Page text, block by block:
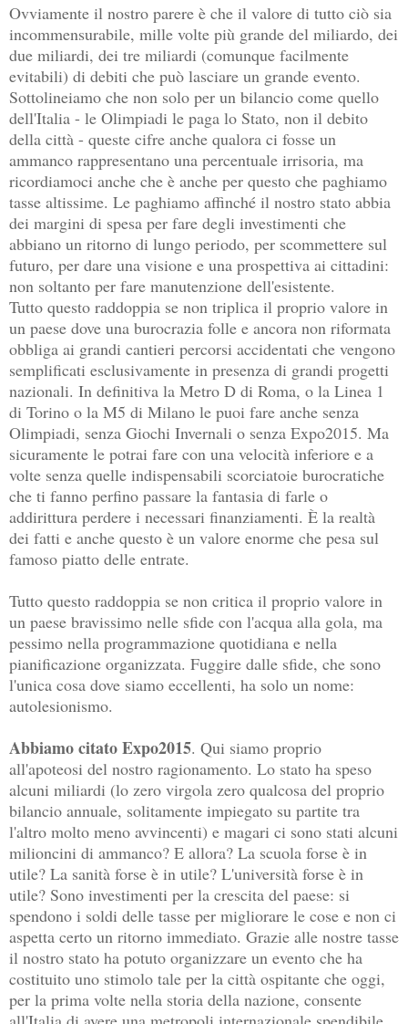
Ovviamente il nostro parere è che il valore di tutto ciò sia
incommensurabile, mille volte più grande del miliardo, dei
due miliardi, dei tre miliardi (comunque facilmente
evitabili) di debiti che può lasciare un grande evento.
Sottolineiamo che non solo per un bilancio come quello
dell'Italia - le Olimpiadi le paga lo Stato, non il debito
della città - queste cifre anche qualora ci fosse un
ammanco rappresentano una percentuale irrisoria, ma
ricordiamoci anche che è anche per questo che paghiamo
tasse altissime. Le paghiamo affinché il nostro stato abbia
dei margini di spesa per fare degli investimenti che
abbiano un ritorno di lungo periodo, per scommettere sul
futuro, per dare una visione e una prospettiva ai cittadini:
non soltanto per fare manutenzione dell'esistente.
Tutto questo raddoppia se non triplica il proprio valore in
un paese dove una burocrazia folle e ancora non riformata
obbliga ai grandi cantieri percorsi accidentati che vengono
semplificati esclusivamente in presenza di grandi progetti
nazionali. In definitiva la Metro D di Roma, o la Linea 1
di Torino o la M5 di Milano le puoi fare anche senza
Olimpiadi, senza Giochi Invernali o senza Expo2015. Ma
sicuramente le potrai fare con una velocità inferiore e a
volte senza quelle indispensabili scorciatoie burocratiche
che ti fanno perfino passare la fantasia di farle o
addirittura perdere i necessari finanziamenti. È la realtà
dei fatti e anche questo è un valore enorme che pesa sul
famoso piatto delle entrate.
Tutto questo raddoppia se non critica il proprio valore in
un paese bravissimo nelle sfide con l'acqua alla gola, ma
pessimo nella programmazione quotidiana e nella
pianificazione organizzata. Fuggire dalle sfide, che sono
l'unica cosa dove siamo eccellenti, ha solo un nome:
autolesionismo.
Abbiamo citato Expo2015. Qui siamo proprio
all'apoteosi del nostro ragionamento. Lo stato ha speso
alcuni miliardi (lo zero virgola zero qualcosa del proprio
bilancio annuale, solitamente impiegato su partite tra
l'altro molto meno avvincenti) e magari ci sono stati alcuni
milioncini di ammanco? E allora? La scuola forse è in
utile? La sanità forse è in utile? L'università forse è in
utile? Sono investimenti per la crescita del paese: si
spendono i soldi delle tasse per migliorare le cose e non ci
aspetta certo un ritorno immediato. Grazie alle nostre tasse
il nostro stato ha potuto organizzare un evento che ha
costituito uno stimolo tale per la città ospitante che oggi,
per la prima volte nella storia della nazione, consente